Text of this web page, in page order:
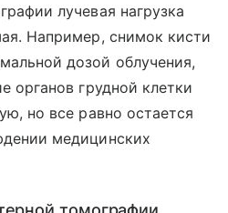
лучевая нагрузка
Например, снимок кисти
дозой облучения,
органов грудной клетки
но все равно остается
медицинских